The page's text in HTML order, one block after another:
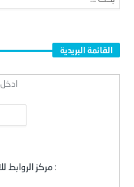
القائمة البريدية
ادخل
: مركز الروابط